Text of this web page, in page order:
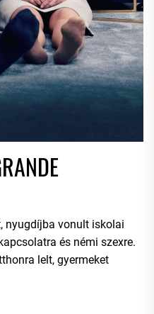
nyugdíjba vonult iskolai
és némi szexre.
lelt, gyermeket